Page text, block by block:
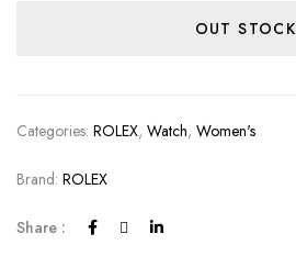
OUT STOCK
Categories: ROLEX, Watch, Women's
Brand: ROLEX
Share :